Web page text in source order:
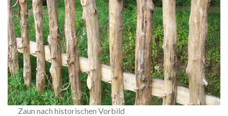
Zaun nach historischen Vorbild